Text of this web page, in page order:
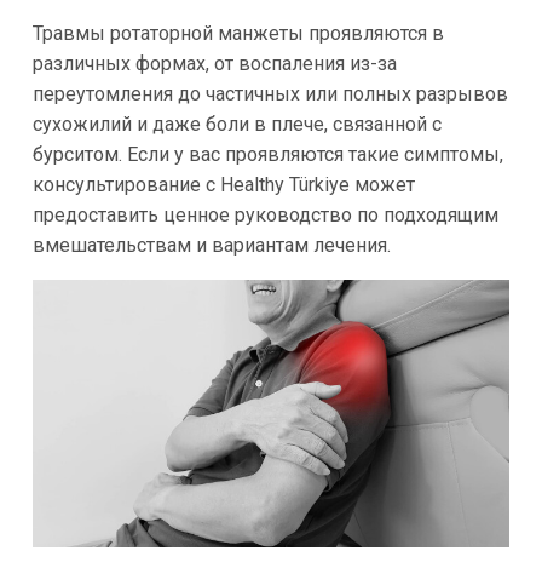
Травмы ротаторной манжеты проявляются в
различных формах, от воспаления из-за
переутомления до частичных или полных разрывов
сухожилий и даже боли в плече, связанной с
бурситом. Если у вас проявляются такие симптомы,
консультирование с Healthy Türkiye может
предоставить ценное руководство по подходящим
вмешательствам и вариантам лечения.